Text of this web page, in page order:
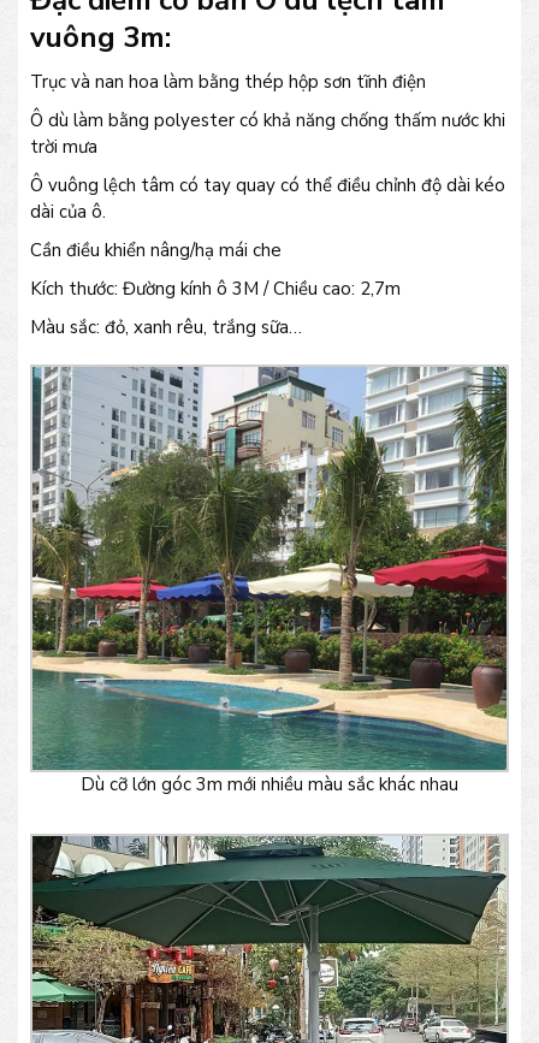
vuông 3m:
Trục và nan hoa làm bằng thép hộp sơn tĩnh điện
Ô dù làm bằng polyester có khả năng chống thấm nước khi
trời mưa
Ô vuông lệch tâm có tay quay có thể điều chỉnh độ dài kéo
dài của ô.
Cần điều khiển nâng/hạ mái che
Kích thước: Đường kính ô 3M / Chiều cao: 2,7m
Màu sắc: đỏ, xanh rêu, trắng sữa…
Dù cỡ lớn góc 3m mới nhiều màu sắc khác nhau